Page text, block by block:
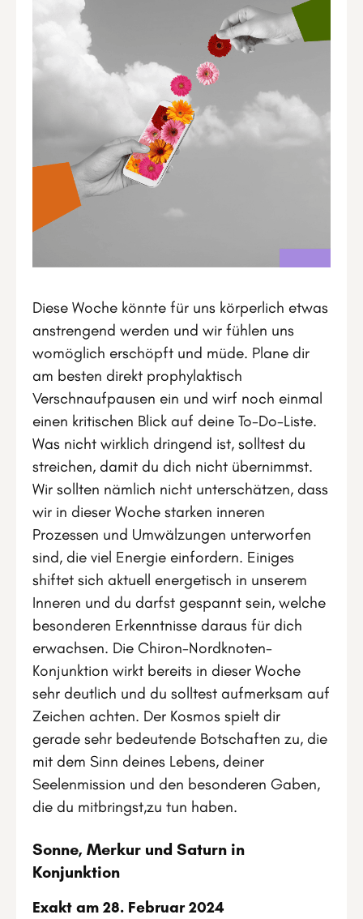
Diese Woche könnte für uns körperlich etwas
anstrengend werden und wir fühlen uns
womöglich erschöpft und müde. Plane dir
am besten direkt prophylaktisch
Verschnaufpausen ein und wirf noch einmal
einen kritischen Blick auf deine To-Do-Liste.
Was nicht wirklich dringend ist, solltest du
streichen, damit du dich nicht übernimmst.
Wir sollten nämlich nicht unterschätzen, dass
wir in dieser Woche starken inneren
Prozessen und Umwälzungen unterworfen
sind, die viel Energie einfordern. Einiges
shiftet sich aktuell energetisch in unserem
Inneren und du darfst gespannt sein, welche
besonderen Erkenntnisse daraus für dich
erwachsen. Die Chiron-Nordknoten-
Konjunktion wirkt bereits in dieser Woche
sehr deutlich und du solltest aufmerksam auf
Zeichen achten. Der Kosmos spielt dir
gerade sehr bedeutende Botschaften zu, die
mit dem Sinn deines Lebens, deiner
Seelenmission und den besonderen Gaben,
die du mitbringst,zu tun haben.
Sonne, Merkur und Saturn in
Konjunktion
Exakt am 28. Februar 2024